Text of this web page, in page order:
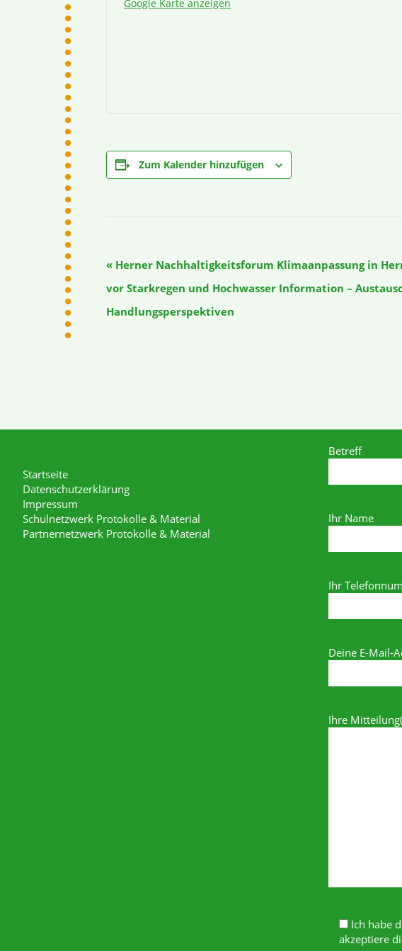
Google Karte anzeigen
Zum Kalender hinzufügen
Veranstaltung-
Navigation
« Herner Nachhaltigkeitsforum Klimaanpassung in
vor Starkregen und Hochwasser Information –
Handlungsperspektiven
Startseite
Datenschutzerklärung
Impressum
Schulnetzwerk Protokolle & Material
Partnernetzwerk Protokolle & Material
Betreff
Ihr Name
Ihr
Deine E-Mail-
Ihre
Ich habe
akzeptiere